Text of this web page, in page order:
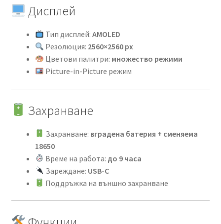
Дисплей
Тип дисплей: AMOLED
Резолюция: 2560×2560 px
Цветови палитри: множество режими
Picture-in-Picture режим
Захранване
Захранване: вградена батерия + сменяема
18650
Време на работа: до 9 часа
Зареждане: USB-C
Поддръжка на външно захранване